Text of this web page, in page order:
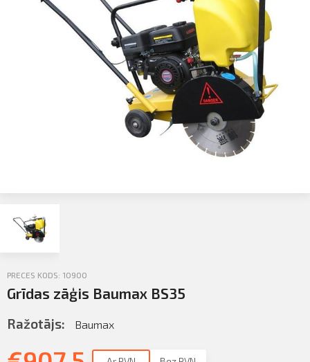
PIETEIKTIES
PRECES KODS: 10900
Grīdas zāģis Baumax BS35
Ražotājs: Baumax